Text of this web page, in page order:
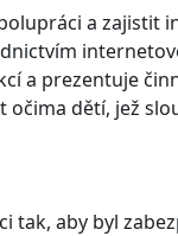
a zajistit
a prezentuje
dětí, jež
aby byl